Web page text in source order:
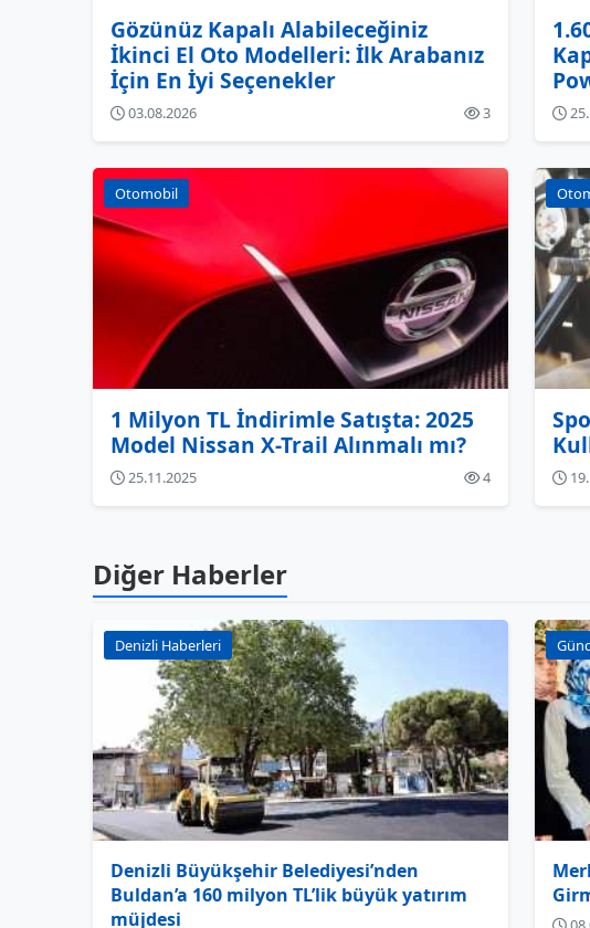
Gözünüz Kapalı Alabileceğiniz
İkinci El Oto Modelleri: İlk Arabanız
İçin En İyi Seçenekler
03.08.2026 3
Otomobil
1 Milyon TL İndirimle Satışta: 2025
Model Nissan X-Trail Alınmalı mı?
25.11.2025 4
Diğer Haberler
Denizli Haberleri
Denizli Büyükşehir Belediyesi’nden
Buldan’a 160 milyon TL’lik büyük yatırım
müjdesi